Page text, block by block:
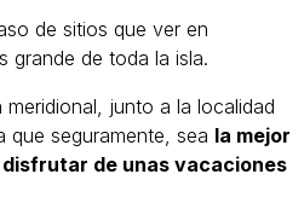
de sitios que ver en
grande de toda la isla.
junto a la localidad
que seguramente, sea la mejor
de unas vacaciones